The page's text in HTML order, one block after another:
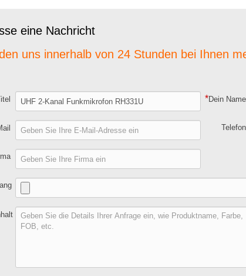
eine Nachricht
uns innerhalb von 24 Stunden bei Ihnen
*Dein Name
Telefon